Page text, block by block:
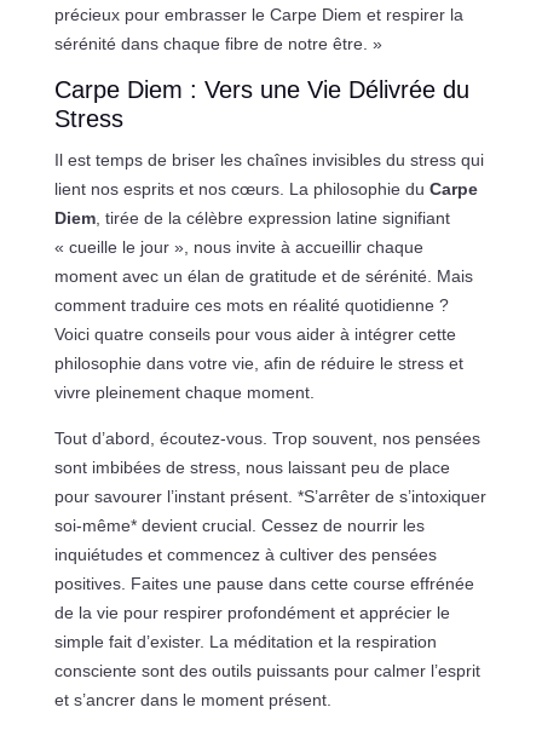
précieux pour embrasser le Carpe Diem et respirer la
sérénité dans chaque fibre de notre être. »
Carpe Diem : Vers une Vie Délivrée du
Stress
Il est temps de briser les chaînes invisibles du stress qui
lient nos esprits et nos cœurs. La philosophie du Carpe
Diem, tirée de la célèbre expression latine signifiant
« cueille le jour », nous invite à accueillir chaque
moment avec un élan de gratitude et de sérénité. Mais
comment traduire ces mots en réalité quotidienne ?
Voici quatre conseils pour vous aider à intégrer cette
philosophie dans votre vie, afin de réduire le stress et
vivre pleinement chaque moment.
Tout d’abord, écoutez-vous. Trop souvent, nos pensées
sont imbibées de stress, nous laissant peu de place
pour savourer l’instant présent. *S’arrêter de s’intoxiquer
soi-même* devient crucial. Cessez de nourrir les
inquiétudes et commencez à cultiver des pensées
positives. Faites une pause dans cette course effrénée
de la vie pour respirer profondément et apprécier le
simple fait d’exister. La méditation et la respiration
consciente sont des outils puissants pour calmer l’esprit
et s’ancrer dans le moment présent.